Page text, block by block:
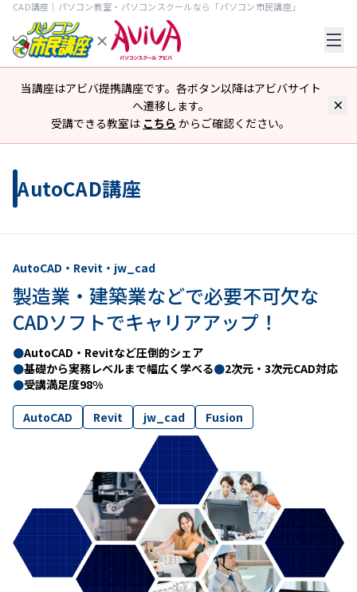
CAD講座｜パソコン教室・パソコンスクールなら「パソコン市民講座」
当講座はアビバ提携講座です。各ボタン以降はアビバサイト
へ遷移します。
受講できる教室は こちら からご確認ください。
AutoCAD講座
AutoCAD・Revit・jw_cad
製造業・建築業などで必要不可欠な
CADソフトでキャリアアップ！
●AutoCAD・Revitなど圧倒的シェア
●基礎から実務レベルまで幅広く学べる●2次元・3次元CAD対応
●受講満足度98%
AutoCAD Revit jw_cad Fusion